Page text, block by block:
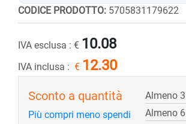
CODICE PRODOTTO: 5705831179622
IVA esclusa : € 10.08
IVA inclusa : € 12.30
Sconto a quantità
Più compri meno spendi
Almeno
Almeno